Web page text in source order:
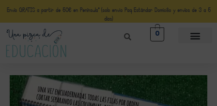
Envío GRATIS a partir de 50€ en Península* (solo envio Paq Estándar Domicilio y envíos de 3 a 5
días)
0